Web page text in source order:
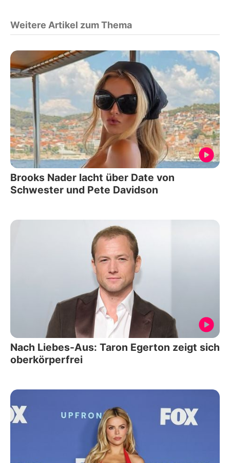
Weitere Artikel zum Thema
Brooks Nader lacht über Date von
Schwester und Pete Davidson
Nach Liebes-Aus: Taron Egerton zeigt sich
oberkörperfrei